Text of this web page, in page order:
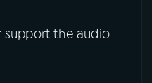
support the audio